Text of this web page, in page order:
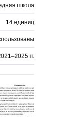
школа
14 единиц
гг.